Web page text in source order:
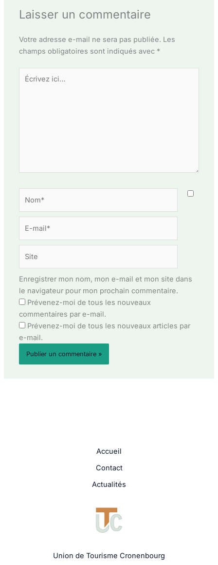
Laisser un commentaire
Votre adresse e-mail ne sera pas publiée. Les
champs obligatoires sont indiqués avec *
Écrivez
mail*
Enregistrer mon nom, mon e-mail et mon site dans
le navigateur pour mon prochain commentaire.
Prévenez-moi de tous les nouveaux
commentaires par e-mail.
Prévenez-moi de tous les nouveaux articles par
e-mail.
Accueil
Contact
Actualités
Union de Tourisme Cronenbourg